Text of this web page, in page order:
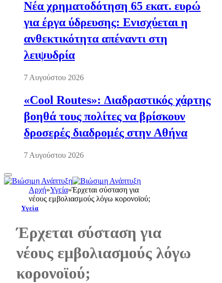
Νέα χρηματοδότηση 65 εκατ. ευρώ
για έργα ύδρευσης: Ενισχύεται η
ανθεκτικότητα απέναντι στη
λειψυδρία
7 Αυγούστου 2026
«Cool Routes»: Διαδραστικός χάρτης
βοηθά τους πολίτες να βρίσκουν
δροσερές διαδρομές στην Αθήνα
7 Αυγούστου 2026
Αρχή»Υγεία»Έρχεται σύσταση για
νέους εμβολιασμούς λόγω κορονοϊού;
Υγεία
Έρχεται σύσταση για
νέους εμβολιασμούς λόγω
κορονοϊού;